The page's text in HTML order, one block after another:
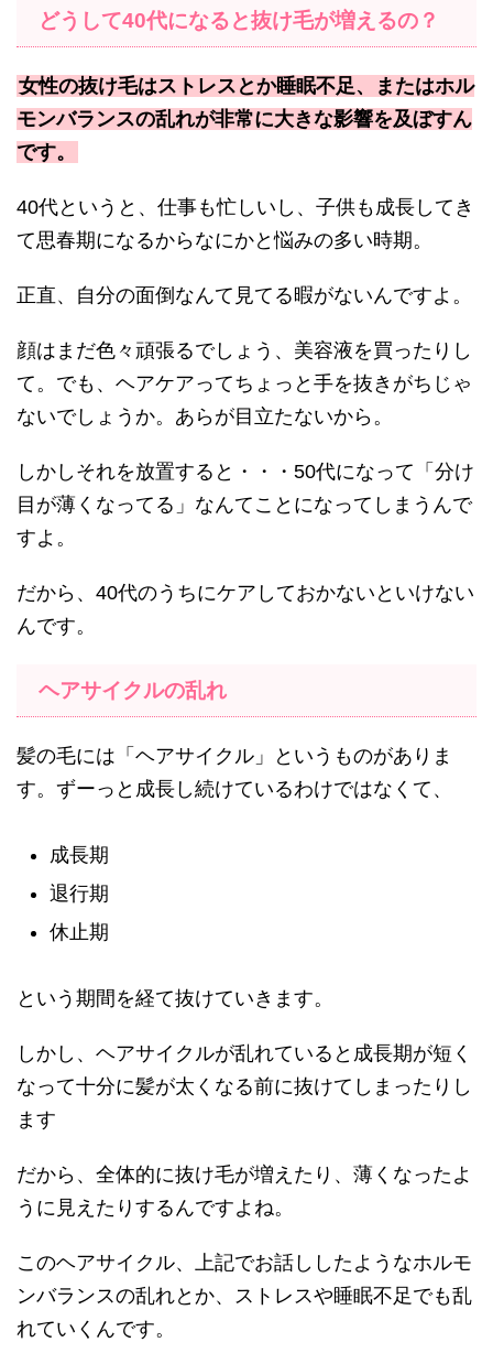
どうして40代になると抜け毛が増えるの？
女性の抜け毛はストレスとか睡眠不足、またはホル
モンバランスの乱れが非常に大きな影響を及ぼすん
です。
40代というと、仕事も忙しいし、子供も成長してき
て思春期になるからなにかと悩みの多い時期。
正直、自分の面倒なんて見てる暇がないんですよ。
顔はまだ色々頑張るでしょう、美容液を買ったりし
て。でも、ヘアケアってちょっと手を抜きがちじゃ
ないでしょうか。あらが目立たないから。
しかしそれを放置すると・・・50代になって「分け
目が薄くなってる」なんてことになってしまうんで
すよ。
だから、40代のうちにケアしておかないといけない
んです。
ヘアサイクルの乱れ
髪の毛には「ヘアサイクル」というものがありま
す。ずーっと成長し続けているわけではなくて、
成長期
退行期
休止期
という期間を経て抜けていきます。
しかし、ヘアサイクルが乱れていると成長期が短く
なって十分に髪が太くなる前に抜けてしまったりし
ます
だから、全体的に抜け毛が増えたり、薄くなったよ
うに見えたりするんですよね。
このヘアサイクル、上記でお話ししたようなホルモ
ンバランスの乱れとか、ストレスや睡眠不足でも乱
れていくんです。